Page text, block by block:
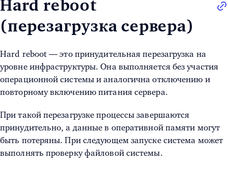
Hard reboot
(перезагрузка сервера)
Hard reboot — это принудительная перезагрузка на
уровне инфраструктуры. Она выполняется без участия
операционной системы и аналогична отключению и
повторному включению питания сервера.
При такой перезагрузке процессы завершаются
принудительно, а данные в оперативной памяти могут
быть потеряны. При следующем запуске система может
выполнять проверку файловой системы.